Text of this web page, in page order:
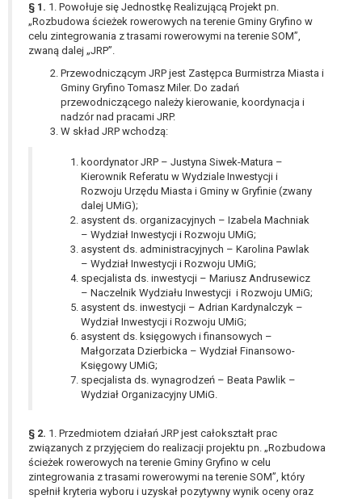
§ 1. 1. Powołuje się Jednostkę Realizującą Projekt pn.
„Rozbudowa ścieżek rowerowych na terenie Gminy Gryfino w
celu zintegrowania z trasami rowerowymi na terenie SOM”,
zwaną dalej „JRP”.
Przewodniczącym JRP jest Zastępca Burmistrza Miasta i
Gminy Gryfino Tomasz Miler. Do zadań
przewodniczącego należy kierowanie, koordynacja i
nadzór nad pracami JRP.
W skład JRP wchodzą:
koordynator JRP – Justyna Siwek-Matura –
Kierownik Referatu w Wydziale Inwestycji i
Rozwoju Urzędu Miasta i Gminy w Gryfinie (zwany
dalej UMiG);
asystent ds. organizacyjnych – Izabela Machniak
– Wydział Inwestycji i Rozwoju UMiG;
asystent ds. administracyjnych – Karolina Pawlak
– Wydział Inwestycji i Rozwoju UMiG;
specjalista ds. inwestycji – Mariusz Andrusewicz
– Naczelnik Wydziału Inwestycji i Rozwoju UMiG;
asystent ds. inwestycji – Adrian Kardynalczyk –
Wydział Inwestycji i Rozwoju UMiG;
asystent ds. księgowych i finansowych –
Małgorzata Dzierbicka – Wydział Finansowo-
Księgowy UMiG;
specjalista ds. wynagrodzeń – Beata Pawlik –
Wydział Organizacyjny UMiG.
§ 2. 1. Przedmiotem działań JRP jest całokształt prac
związanych z przyjęciem do realizacji projektu pn. „Rozbudowa
ścieżek rowerowych na terenie Gminy Gryfino w celu
zintegrowania z trasami rowerowymi na terenie SOM”, który
spełnił kryteria wyboru i uzyskał pozytywny wynik oceny oraz
Przysługuje Pani/Panu prawo wniesienia skargi do
organu nadzorczego na niezgodne z prawem
przetwarzanie Pani/Pana danych osobowych
Organem właściwym do wniesienia skargi jest
Prezes Urzędu Ochrony Danych Osobowych.
W zależności od sfery, w której przetwarzane są
dane osobowe, podanie danych osobowych jest
umownym.
Pani/Pana dane nie będą poddawane
zautomatyzowanemu podejmowaniu decyzji, w
tym również profilowaniu.